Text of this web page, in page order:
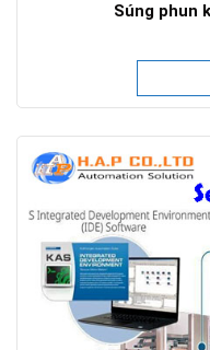
Súng phun